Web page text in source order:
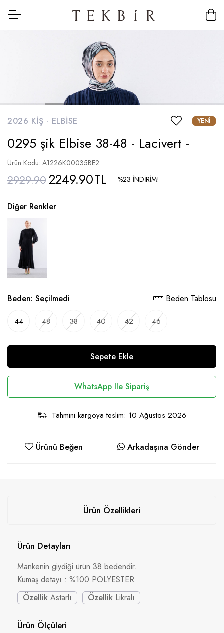
2026 KIŞ - ELBISE YENI
0295 şik Elbise 38-48 - Lacivert -
Ürün Kodu: A1226K00035BE2
2929.902249.90TL %23 İNDIRIM!
Diğer Renkler
Beden: Seçilmedi Beden Tablosu
44 48 38 40 42 46
Sepete Ekle
WhatsApp Ile Sipariş
Tahmini kargoya teslim: 10 Ağustos 2026
Ürünü Beğen Arkadaşına Gönder
Ürün Özellikleri
Ürün Detayları
Mankenin giydiği ürün 38 bedendir.
Kumaş detayı : %100 POLYESTER
Özellik Astarlı Özellik Likralı
Ürün Ölçüleri